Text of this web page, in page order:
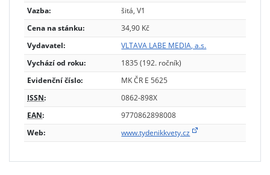
Vazba:
šitá, V1
Cena na stánku:
34,90 Kč
Vydavatel:
VLTAVA LABE MEDIA, a.s.
Vychází od roku:
1835 (192. ročník)
Evidenční číslo:
MK ČR E 5625
ISSN:
0862-898X
EAN:
9770862898008
Web:
www.tydenikkvety.cz